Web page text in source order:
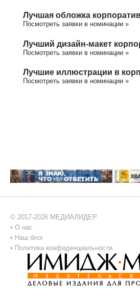
Лучшая обложка
Посмотреть заявки в номинации »
Лучший дизайн-макет
Посмотреть заявки в номинации »
Лучшие иллюстрации в
Посмотреть заявки в номинации »
© 2017-2026 МЕДИАЛИДЕР
• О нас
• Наш блог
• Политика конфиденциальности